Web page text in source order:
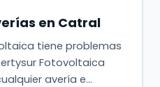
en Catral
tiene problemas
Fotovoltaica
avería e…